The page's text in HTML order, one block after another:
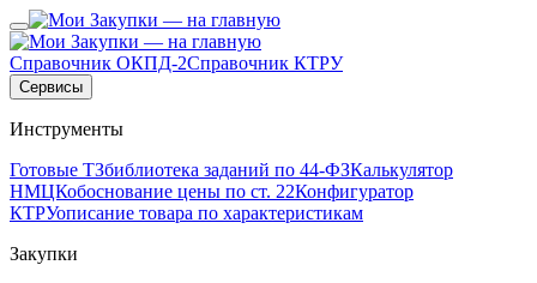
Справочник ОКПД-2Справочник КТРУ
Сервисы
Инструменты
Готовые ТЗбиблиотека заданий по 44-ФЗКалькулятор
НМЦКобоснование цены по ст. 22Конфигуратор
КТРУописание товара по характеристикам
Закупки